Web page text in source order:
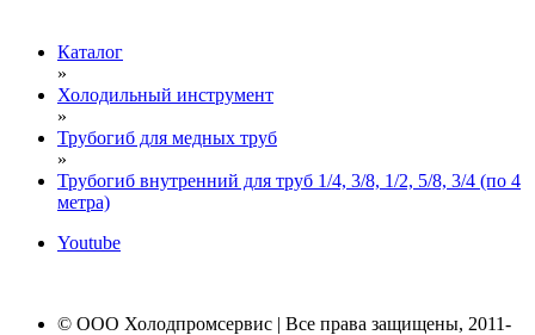
Каталог
»
Холодильный инструмент
»
Трубогиб для медных труб
»
Трубогиб внутренний для труб 1/4, 3/8, 1/2, 5/8, 3/4 (по 4
метра)
Youtube
© ООО Холодпромсервис | Все права защищены, 2011-